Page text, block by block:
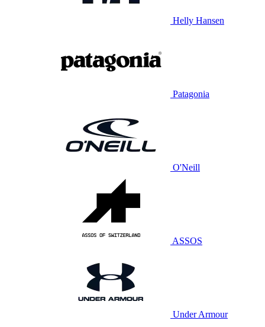
Helly Hansen
Patagonia
O'Neill
ASSOS
Under Armour